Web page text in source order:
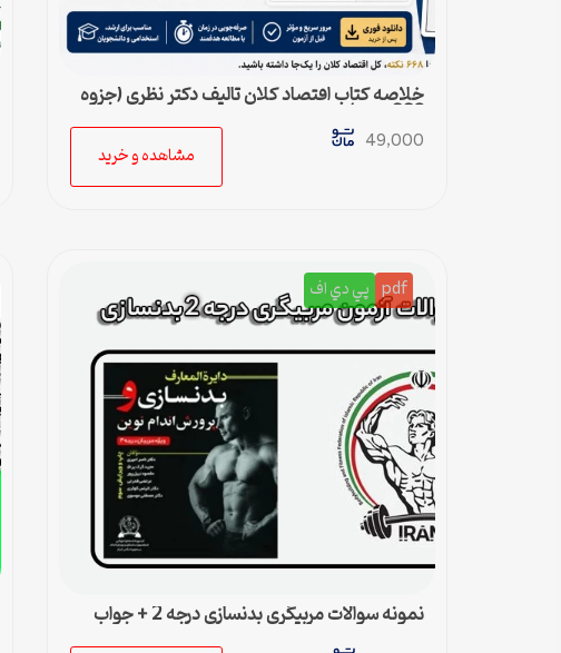
خلاصه کتاب اقتصاد کلان تالیف دکتر نظری (جزوه
668 نکته)
49,000
مشاهده و خرید
pdf پي دي اف
نمونه سوالات مربیگری بدنسازی درجه 2 + جواب